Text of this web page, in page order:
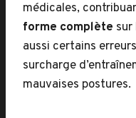
médicales,
forme complète
aussi certains
surcharge
mauvaises postures.